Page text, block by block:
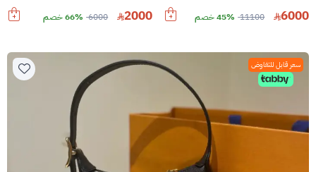
6000
11100 45% خصم 2000
6000 66% خصم
سعر قابل للتفاوض